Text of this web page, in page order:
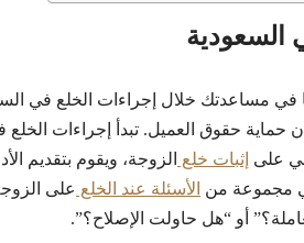
السعودية
في مساعدتك خلال إجراءات الخلع في
حماية حقوق العميل. تبدأ إجراءات
على إثبات خلع الزوجة، ويقوم بتقديم
مجموعة من الأسئلة عند الخلع على
أو “هل حاولت الإصلاح؟”.